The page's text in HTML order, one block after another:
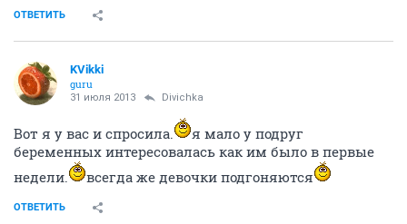
ОТВЕТИТЬ
KVikki
guru
31 июля 2013 Divichka
Вот я у вас и спросила.
я мало у подруг
беременных интересовалась как им было в первые
недели.
всегда же девочки подгоняются
ОТВЕТИТЬ